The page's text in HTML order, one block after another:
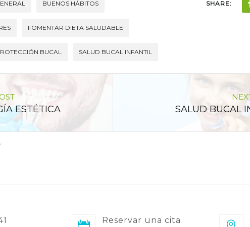
BUENOS HÁBITOS
FOMENTAR DIETA SALUDABLE
BUCAL SALUD BUCAL INFANTIL
SHARE:
ESTÉTICA SALUD BUCAL
Reservar una cita